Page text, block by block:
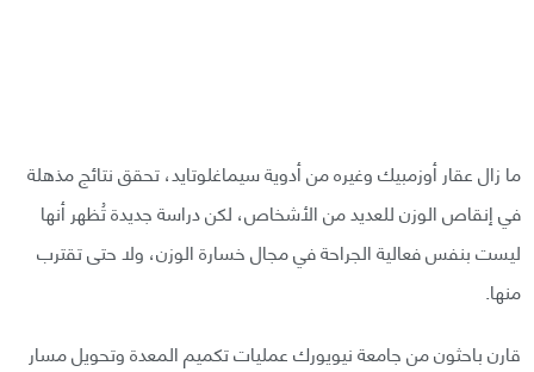
ما زال عقار أوزمبيك وغيره من أدوية سيماغلوتايد، تحقق نتائج مذهلة
في إنقاص الوزن للعديد من الأشخاص، لكن دراسة جديدة تُظهر أنها
ليست بنفس فعالية الجراحة في مجال خسارة الوزن، ولا حتى تقترب
منها.
قارن باحثون من جامعة نيويورك عمليات تكميم المعدة وتحويل مسار